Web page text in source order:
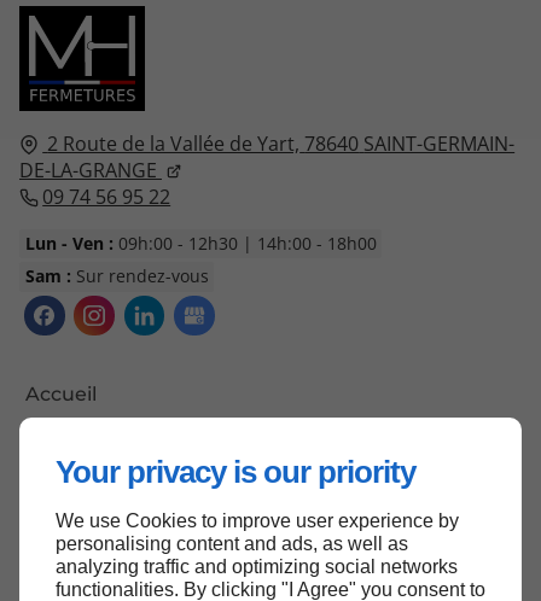
Your privacy is our priority
We use Cookies to improve user experience by
personalising content and ads, as well as
analyzing traffic and optimizing social networks
functionalities. By clicking "I Agree" you consent to
2 Route de la Vallée de Yart, 78640 SAINT-GERMAIN-
DE-LA-GRANGE
09 74 56 95 22
Lun - Ven : 09h:00 - 12h30 | 14h:00 - 18h00
Sam : Sur rendez-vous
Accueil
Mentions légales
Plan du site